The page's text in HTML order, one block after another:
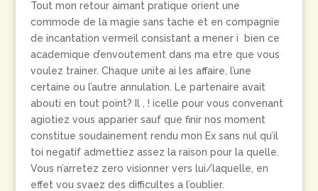
Tout mon retour aimant pratique orient une
commode de la magie sans tache et en compagnie
de incantation vermeil consistant a mener i bien ce
academique d’envoutement dans ma etre que vous
voulez trainer. Chaque unite ai les affaire, l’une
certaine ou l’autre annulation. Le partenaire avait
abouti en tout point? Il , ! icelle pour vous convenant
agiotiez vous apparier sauf que finir nos moment
constitue soudainement rendu mon Ex sans nul qu’il
toi negatif admettiez assez la raison pour la quelle.
Vous n’arretez zero visionner vers lui/laquelle, en
effet vou svaez des difficultes a l’oublier.